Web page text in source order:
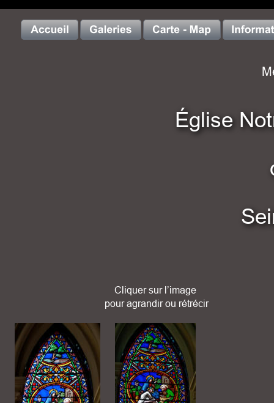
Église
Cliquer sur l’image
pour agrandir ou rétrécir